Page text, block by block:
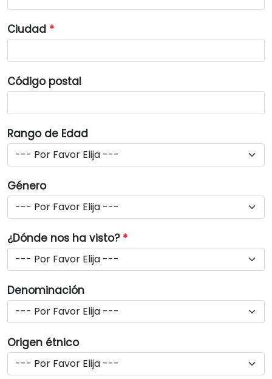
Ciudad *
Código postal
Rango de Edad
Género
¿Dónde nos ha visto? *
Denominación
Origen étnico